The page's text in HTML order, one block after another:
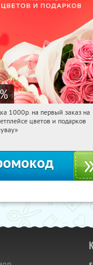
%
Получили:
1000р. на первый заказ на
цветов и подарков